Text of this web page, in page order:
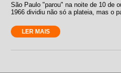
São Paulo "parou" na noite de 10 de
1966 dividiu não só a plateia, mas o
LER MAIS